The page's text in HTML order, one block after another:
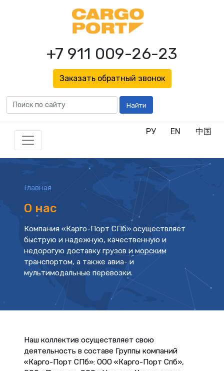
+7 911 009-26-23
Заказать обратный звонок
Найти
РУ EN 中国
Главная
О нас
Компания «Карго-Порт СПб» осуществляет
быструю и надежную, качественную и
недорогую доставку грузов и морским
транспортом, а также авиа- и
мультимодальные перевозки.
Наш коллектив осуществляет свою
деятельность в составе Группы компаний
«Карго-Порт СПб»: ООО «Карго-Порт Спб»,